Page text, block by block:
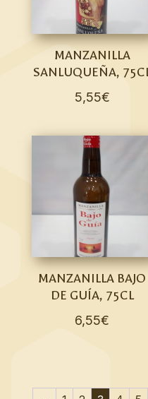
MANZANILLA
SANLUQUEÑA,
5,55€
MANZANILLA BAJO
DE GUÍA, 75CL
6,55€